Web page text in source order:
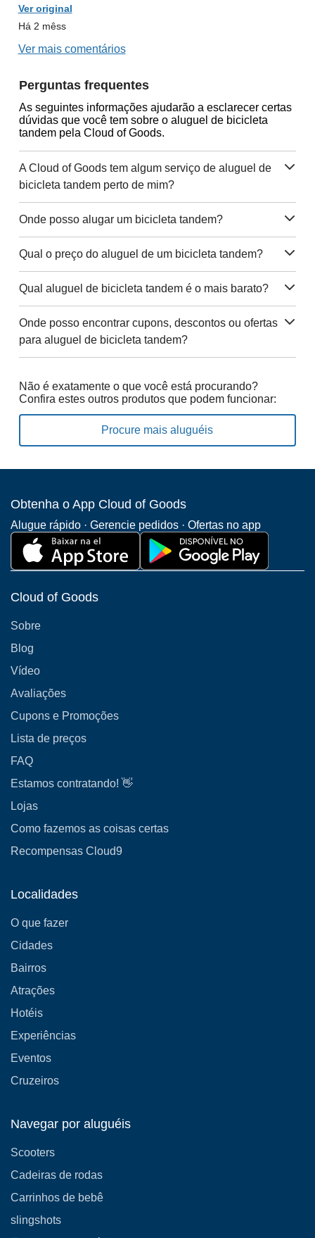
Ver original
Há 2 mêss
Ver mais comentários
Perguntas frequentes
As seguintes informações ajudarão a esclarecer certas
dúvidas que você tem sobre o aluguel de bicicleta
tandem pela Cloud of Goods.
A Cloud of Goods tem algum serviço de aluguel de
bicicleta tandem perto de mim?
Onde posso alugar um bicicleta tandem?
Qual o preço do aluguel de um bicicleta tandem?
Qual aluguel de bicicleta tandem é o mais barato?
Onde posso encontrar cupons, descontos ou ofertas
para aluguel de bicicleta tandem?
Não é exatamente o que você está procurando?
Confira estes outros produtos que podem funcionar:
Procure mais aluguéis
Obtenha o App Cloud of Goods
Alugue rápido · Gerencie pedidos · Ofertas no app
Cloud of Goods
Sobre
Blog
Vídeo
Avaliações
Cupons e Promoções
Lista de preços
FAQ
Estamos contratando! 👋
Lojas
Como fazemos as coisas certas
Recompensas Cloud9
Localidades
O que fazer
Cidades
Bairros
Atrações
Hotéis
Experiências
Eventos
Cruzeiros
Navegar por aluguéis
Scooters
Cadeiras de rodas
Carrinhos de bebê
slingshots